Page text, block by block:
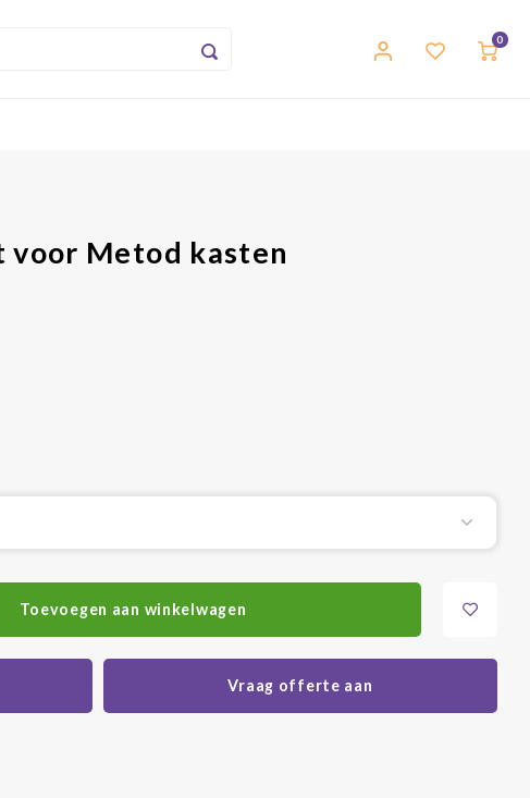
0
voor Metod kasten
Toevoegen aan winkelwagen
Vraag offerte aan